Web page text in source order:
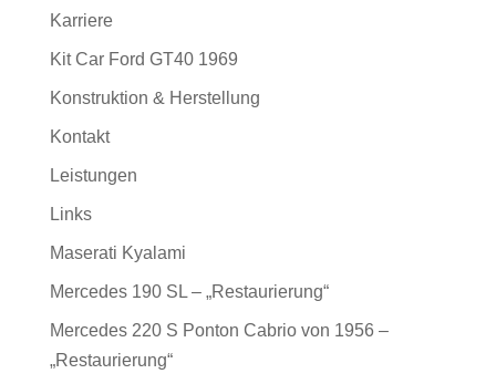
Karriere
Kit Car Ford GT40 1969
Konstruktion & Herstellung
Kontakt
Leistungen
Links
Maserati Kyalami
Mercedes 190 SL – „Restaurierung“
Mercedes 220 S Ponton Cabrio von 1956 –
„Restaurierung“